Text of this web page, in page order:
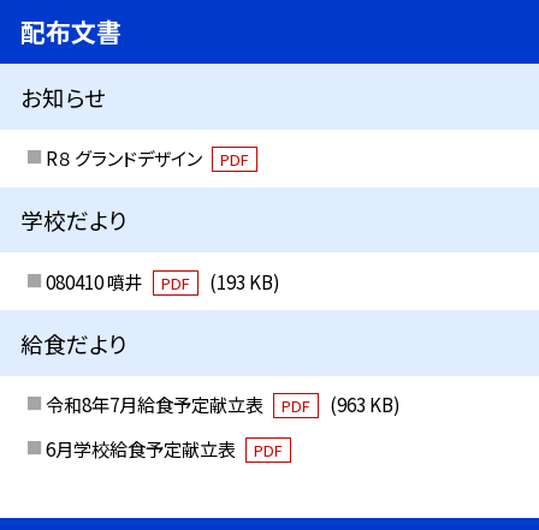
配布文書
お知らせ
R８ グランドデザイン PDF
学校だより
080410 噴井 PDF (193 KB)
給食だより
令和8年7月給食予定献立表 PDF
(963 KB)
6月学校給食予定献立表
PDF